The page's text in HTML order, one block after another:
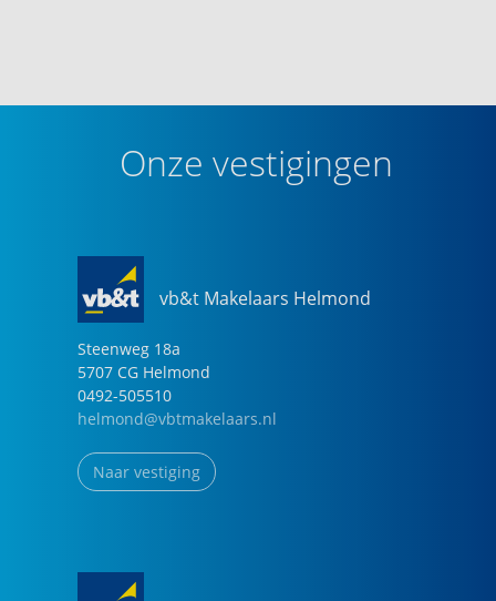
Onze vestigingen
vb&t Makelaars Helmond
Steenweg 18a
5707 CG Helmond
0492-505510
helmond@vbtmakelaars.nl
Naar vestiging